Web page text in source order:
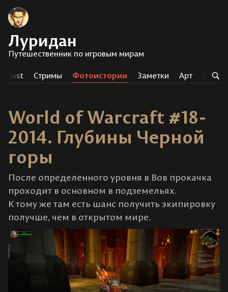
Луридан
Путешественник по игровым мирам
Rust Стримы Фотоистории Заметки Арт
World of Warcraft #18-
2014. Глубины Черной
горы
После определенного уровня в Вов прокачка
проходит в основном в подземельях.
К тому же там есть шанс получить экипировку
получше, чем в открытом мире.